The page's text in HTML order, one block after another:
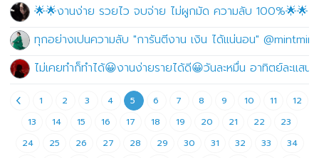
🌟🌟งานง่าย รวยไว จบจ่าย ไม่ผูกมัด ความลับ 100%🌟🌟
ทุกอย่างเปนความลับ "การันตีงาน เงิน ได้แน่นอน"
ไม่เคยทำก็ทำได้😀งานง่ายรายได้ดี😀วันละหมื่น อาทิตย์ละแสน
1 2 3 4 5 6 7 8 9 10 11
12
13
14 15 16 17 18 19 20 21 22
23
24
25 26 27 28 29 30 31 32 33
34